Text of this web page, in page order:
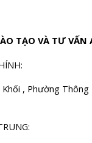
TẠO VÀ TƯ VẤN
Khối , Phường